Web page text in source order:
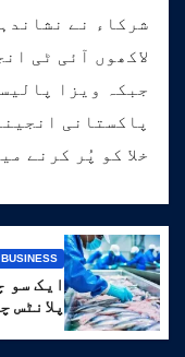
لاکھوں آئی ٹی
جبکہ ویزا
پاکستانی
خلا کو پُر کرنے
BUSINESS
ایک سو